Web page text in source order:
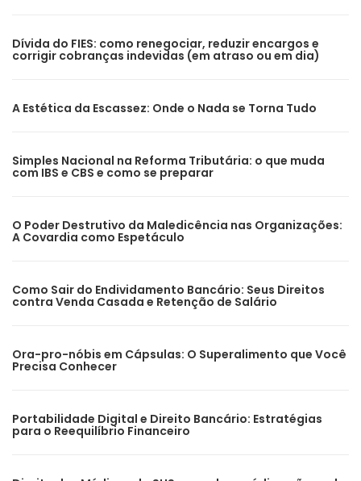
Dívida do FIES: como renegociar, reduzir encargos e
corrigir cobranças indevidas (em atraso ou em dia)
A Estética da Escassez: Onde o Nada se Torna Tudo
Simples Nacional na Reforma Tributária: o que muda
com IBS e CBS e como se preparar
O Poder Destrutivo da Maledicência nas Organizações:
A Covardia como Espetáculo
Como Sair do Endividamento Bancário: Seus Direitos
contra Venda Casada e Retenção de Salário
Ora-pro-nóbis em Cápsulas: O Superalimento que Você
Precisa Conhecer
Portabilidade Digital e Direito Bancário: Estratégias
para o Reequilíbrio Financeiro